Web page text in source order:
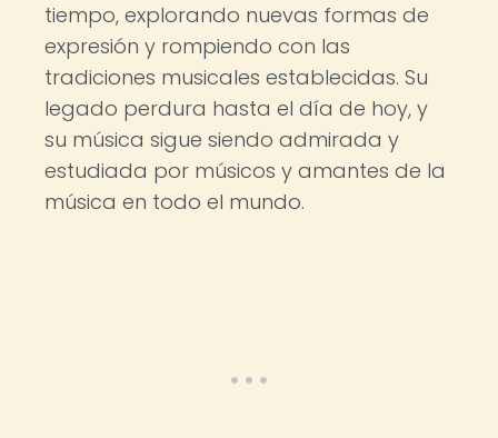
tiempo, explorando nuevas formas de
expresión y rompiendo con las
tradiciones musicales establecidas. Su
legado perdura hasta el día de hoy, y
su música sigue siendo admirada y
estudiada por músicos y amantes de la
música en todo el mundo.